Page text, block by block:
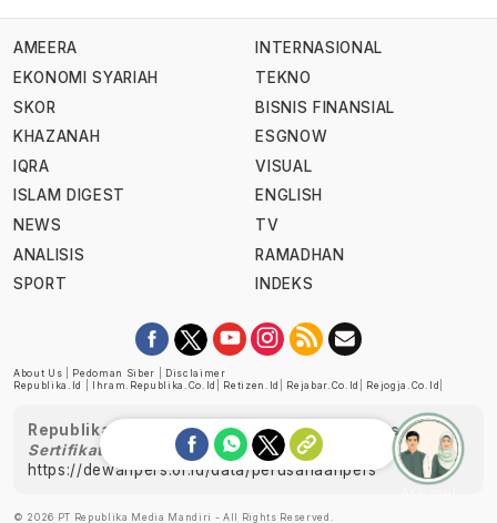
AMEERA
EKONOMI SYARIAH
SKOR
KHAZANAH
IQRA
ISLAM DIGEST
NEWS
ANALISIS
SPORT
INTERNASIONAL
TEKNO
BISNIS FINANSIAL
ESGNOW
VISUAL
ENGLISH
TV
RAMADHAN
INDEKS
About Us Pedoman Siber
Disclaimer
Republika.id
Ihram.republika.co.id Retizen.id Rejabar.co.id Rejogja.co.id
Republika telah diverifikasi oleh Dewan Pers
Sertifikat Nomor 1058/DP-Verifikasi/K/XII/2022
https://dewanpers.or.id/data/perusahaanpers
© 2026 PT Republika Media Mandiri - All Rights Reserved.